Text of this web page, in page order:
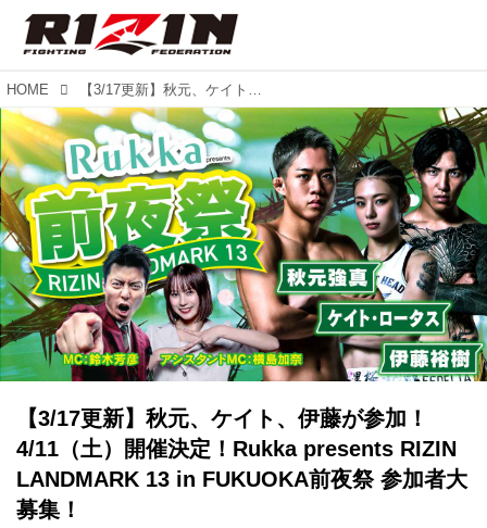
HOME 【3/17更新】秋元、ケイト、伊藤が参加！4/11（土）開催決定！Rukka presents RIZIN LANDMARK 13 in FUKUOKA前夜祭 参加者大募集！
【3/17更新】秋元、ケイト、伊藤が参加！
4/11（土）開催決定！Rukka presents RIZIN
LANDMARK 13 in FUKUOKA前夜祭 参加者大
募集！